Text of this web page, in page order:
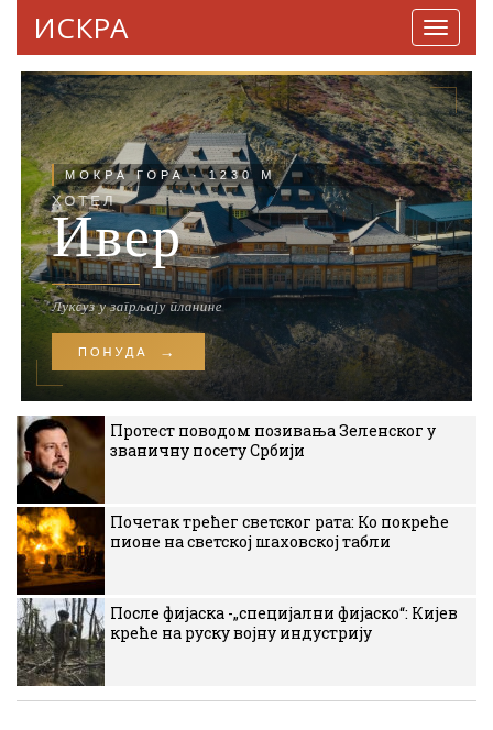
ИСКРА
Протест поводом позивања Зеленског у
званичну посету Србији
Почетак трећег светског рата: Ко покреће
пионе на светској шаховској табли
После фијаска -„специјални фијаско“: Кијев
креће на руску војну индустрију